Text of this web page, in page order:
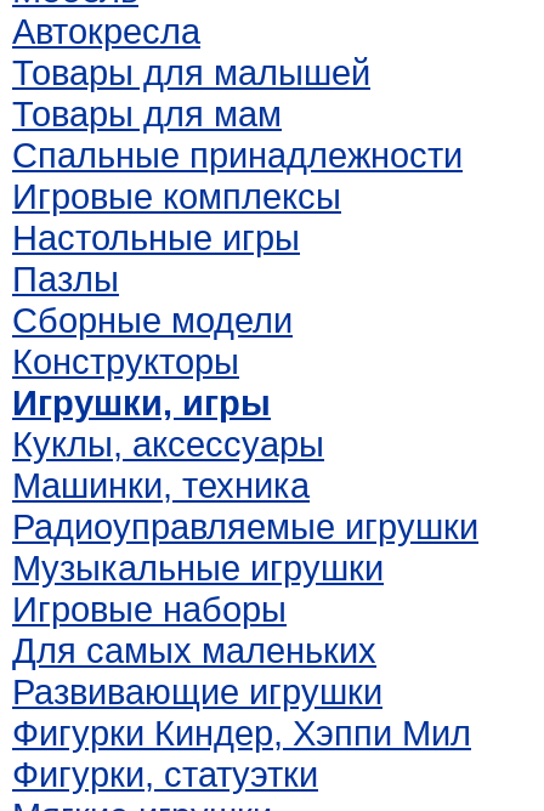
Автокресла
Товары для малышей
Товары для мам
Спальные принадлежности
Игровые комплексы
Настольные игры
Пазлы
Сборные модели
Конструкторы
Игрушки, игры
Куклы, аксессуары
Машинки, техника
Радиоуправляемые игрушки
Музыкальные игрушки
Игровые наборы
Для самых маленьких
Развивающие игрушки
Фигурки Киндер, Хэппи Мил
Фигурки, статуэтки